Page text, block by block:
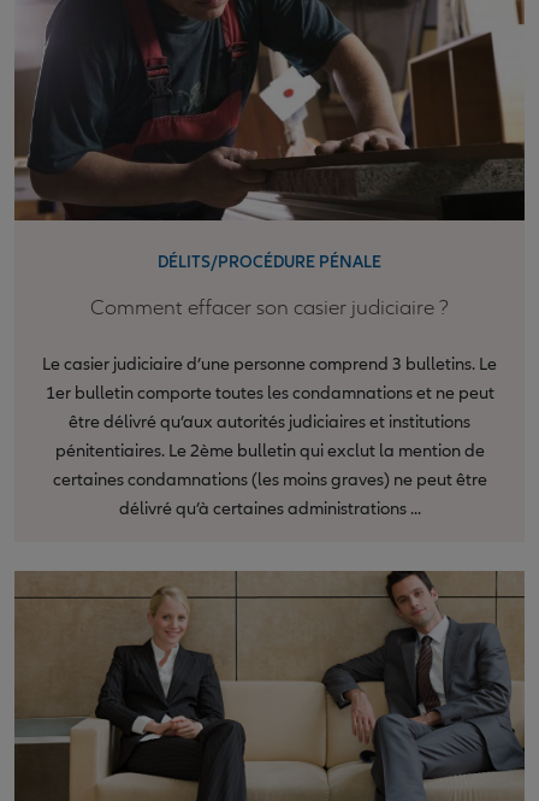
DÉLITS/PROCÉDURE PÉNALE
Comment effacer son casier judiciaire ?
Le casier judiciaire d’une personne comprend 3 bulletins. Le
1er bulletin comporte toutes les condamnations et ne peut
être délivré qu’aux autorités judiciaires et institutions
pénitentiaires. Le 2ème bulletin qui exclut la mention de
certaines condamnations (les moins graves) ne peut être
délivré qu’à certaines administrations ...